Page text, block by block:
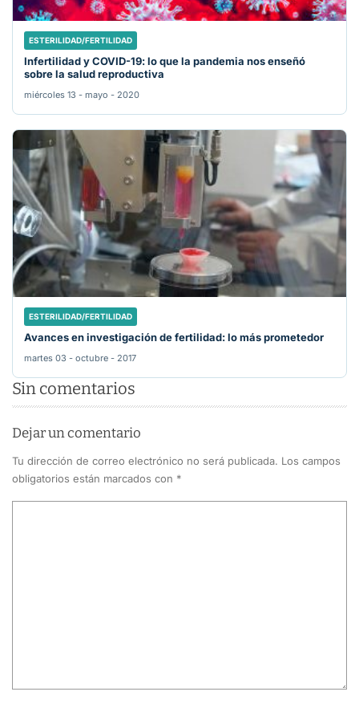
ESTERILIDAD/FERTILIDAD
Infertilidad y COVID-19: lo que la pandemia nos enseñó
sobre la salud reproductiva
miércoles 13 - mayo - 2020
ESTERILIDAD/FERTILIDAD
Avances en investigación de fertilidad: lo más prometedor
martes 03 - octubre - 2017
Sin comentarios
Dejar un comentario
Tu dirección de correo electrónico no será publicada. Los campos
obligatorios están marcados con *